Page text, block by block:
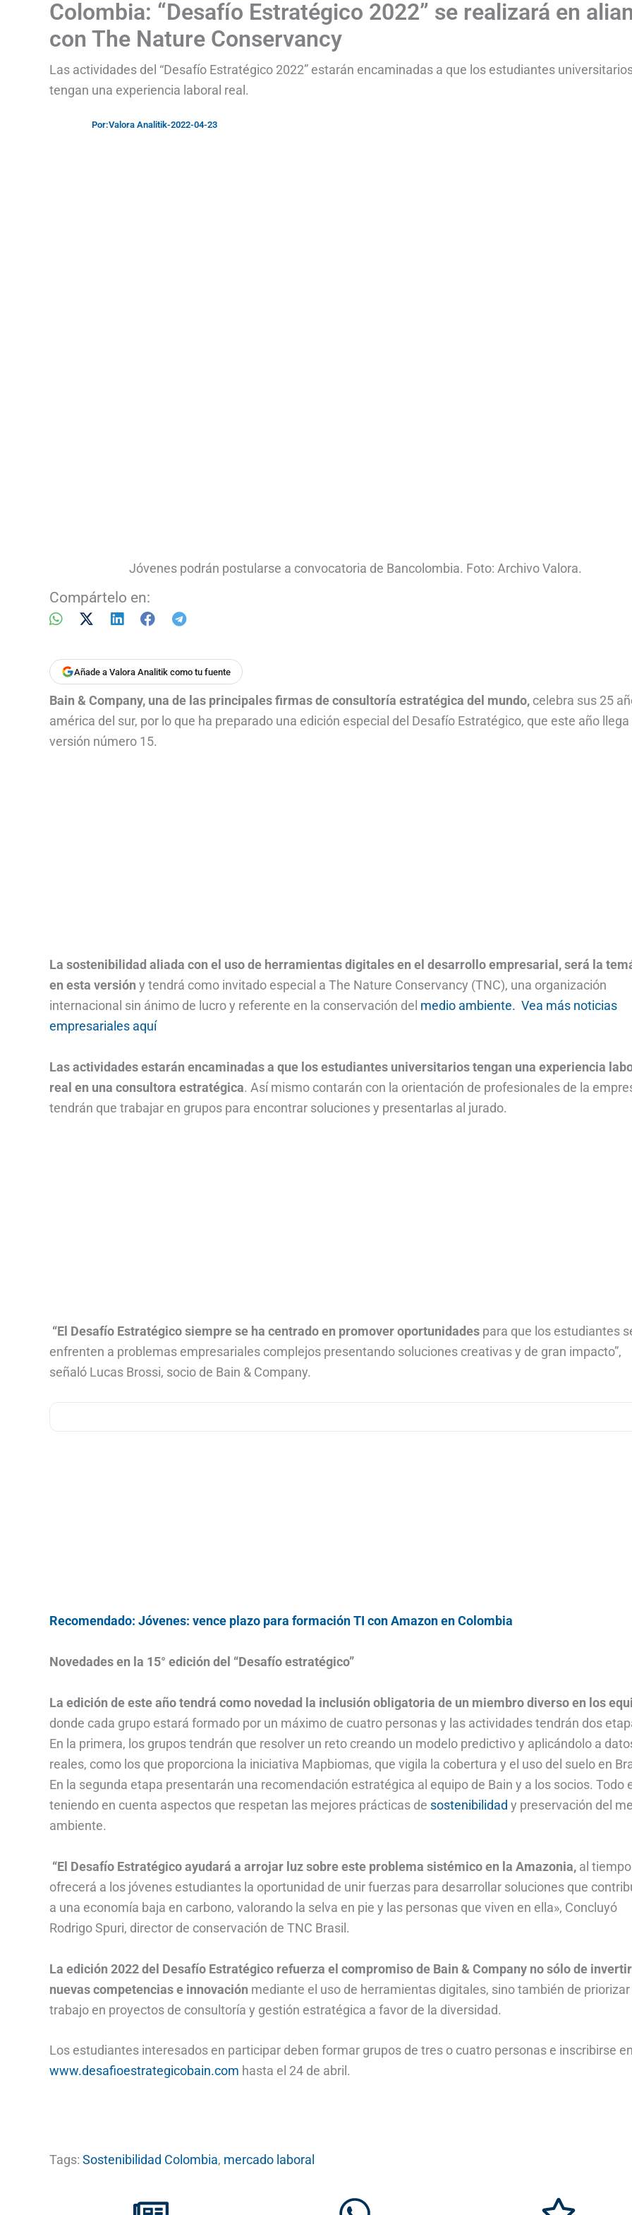
Colombia: “Desafío Estratégico 2022” se realizará en
con The Nature Conservancy
Las actividades del “Desafío Estratégico 2022” estarán encaminadas a que los estudiantes
tengan una experiencia laboral real.
Por:Valora Analitik-2022-04-23
Jóvenes podrán postularse a convocatoria de Bancolombia. Foto: Archivo Valora.
Compártelo en:
Añade a Valora Analitik como tu fuente
Bain & Company, una de las principales firmas de consultoría estratégica del mundo, celebra sus 25
américa del sur, por lo que ha preparado una edición especial del Desafío Estratégico, que este año llega
versión número 15.
La sostenibilidad aliada con el uso de herramientas digitales en el desarrollo empresarial, será la
en esta versión y tendrá como invitado especial a The Nature Conservancy (TNC), una organización
internacional sin ánimo de lucro y referente en la conservación del medio ambiente. Vea más noticias
empresariales aquí
Las actividades estarán encaminadas a que los estudiantes universitarios tengan una experiencia
real en una consultora estratégica. Así mismo contarán con la orientación de profesionales de la
tendrán que trabajar en grupos para encontrar soluciones y presentarlas al jurado.
“El Desafío Estratégico siempre se ha centrado en promover oportunidades para que los estudiantes
enfrenten a problemas empresariales complejos presentando soluciones creativas y de gran impacto”,
señaló Lucas Brossi, socio de Bain & Company.
Recomendado: Jóvenes: vence plazo para formación TI con Amazon en Colombia
Novedades en la 15° edición del “Desafío estratégico”
La edición de este año tendrá como novedad la inclusión obligatoria de un miembro diverso en los
donde cada grupo estará formado por un máximo de cuatro personas y las actividades tendrán dos
En la primera, los grupos tendrán que resolver un reto creando un modelo predictivo y aplicándolo a
reales, como los que proporciona la iniciativa Mapbiomas, que vigila la cobertura y el uso del suelo en
En la segunda etapa presentarán una recomendación estratégica al equipo de Bain y a los socios. Todo
teniendo en cuenta aspectos que respetan las mejores prácticas de sostenibilidad y preservación del
ambiente.
“El Desafío Estratégico ayudará a arrojar luz sobre este problema sistémico en la Amazonia, al
ofrecerá a los jóvenes estudiantes la oportunidad de unir fuerzas para desarrollar soluciones que
a una economía baja en carbono, valorando la selva en pie y las personas que viven en ella», Concluyó
Rodrigo Spuri, director de conservación de TNC Brasil.
La edición 2022 del Desafío Estratégico refuerza el compromiso de Bain & Company no sólo de
nuevas competencias e innovación mediante el uso de herramientas digitales, sino también de
trabajo en proyectos de consultoría y gestión estratégica a favor de la diversidad.
Los estudiantes interesados en participar deben formar grupos de tres o cuatro personas e inscribirse
www.desafioestrategicobain.com hasta el 24 de abril.
Tags: Sostenibilidad Colombia, mercado laboral